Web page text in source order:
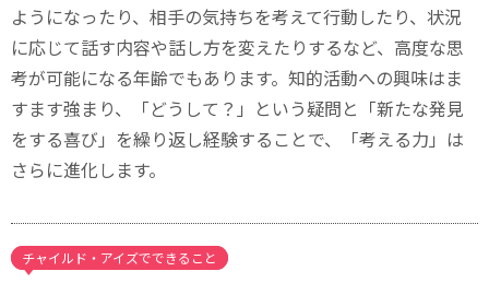
ようになったり、相手の気持ちを考えて行動したり、状況
に応じて話す内容や話し方を変えたりするなど、高度な思
考が可能になる年齢でもあります。知的活動への興味はま
すます強まり、「どうして？」という疑問と「新たな発見
をする喜び」を繰り返し経験することで、「考える力」は
さらに進化します。
チャイルド・アイズでできること